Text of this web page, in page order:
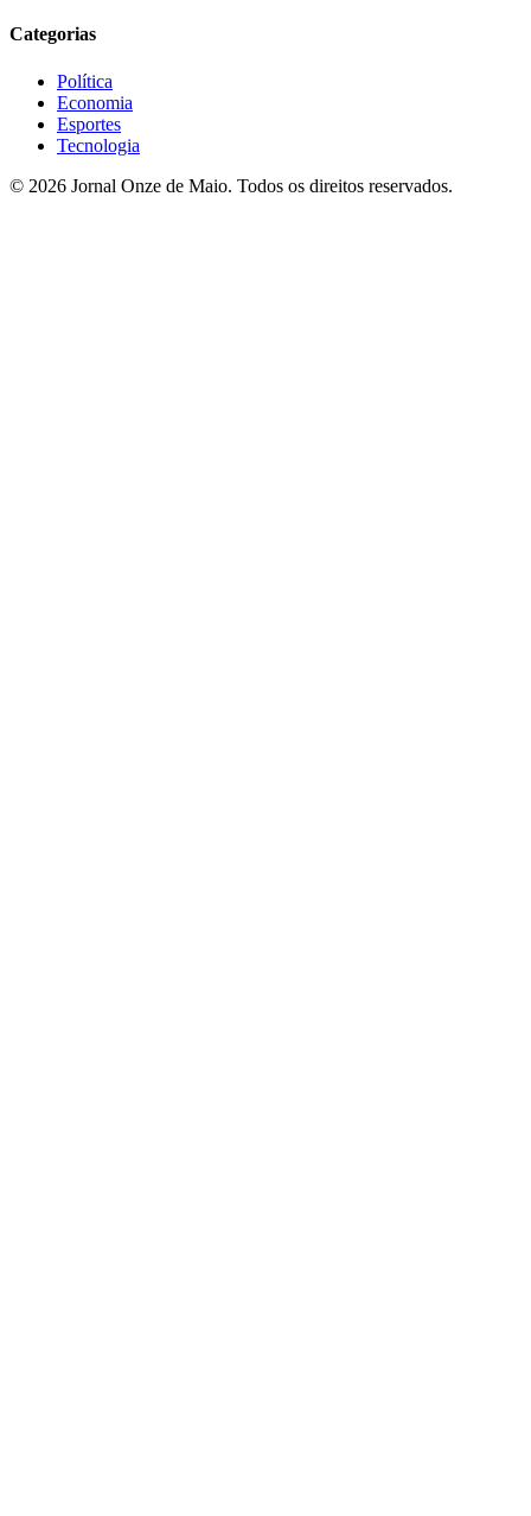
Categorias
Política
Economia
Esportes
Tecnologia
© 2026 Jornal Onze de Maio. Todos os direitos reservados.